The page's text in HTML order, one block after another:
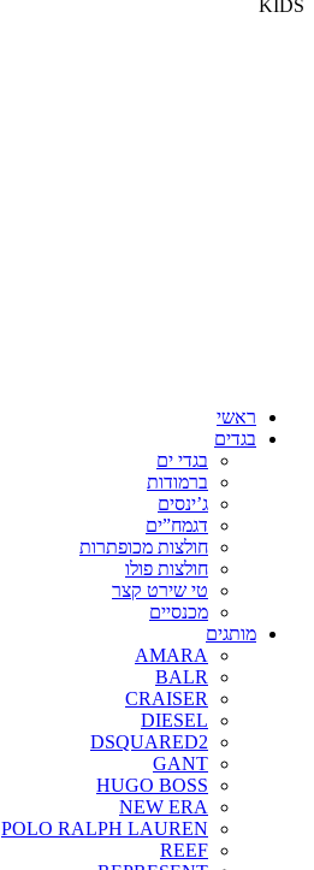
KIDS
ראשי
בגדים
בגדי ים
ברמודות
ג’ינסים
דגמח”ים
חולצות מכופתרות
חולצות פולו
טי שירט קצר
מכנסיים
מותגים
AMARA
BALR
CRAISER
DIESEL
DSQUARED2
GANT
HUGO BOSS
NEW ERA
POLO RALPH LAUREN
REEF